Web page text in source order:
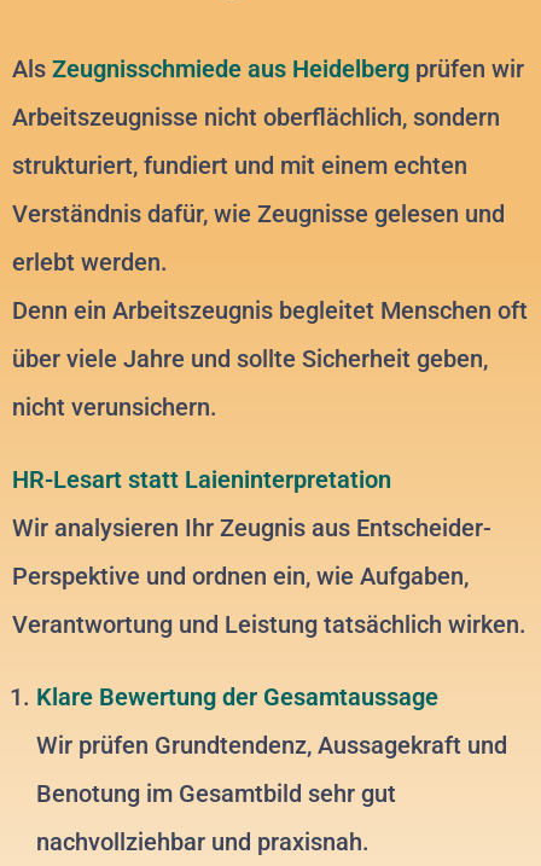
Als Zeugnisschmiede aus Heidelberg prüfen wir
Arbeitszeugnisse nicht oberflächlich, sondern
strukturiert, fundiert und mit einem echten
Verständnis dafür, wie Zeugnisse gelesen und
erlebt werden.
Denn ein Arbeitszeugnis begleitet Menschen oft
über viele Jahre und sollte Sicherheit geben,
nicht verunsichern.
HR-Lesart statt Laieninterpretation
Wir analysieren Ihr Zeugnis aus Entscheider-
Perspektive und ordnen ein, wie Aufgaben,
Verantwortung und Leistung tatsächlich wirken.
Klare Bewertung der Gesamtaussage
Wir prüfen Grundtendenz, Aussagekraft und
Benotung im Gesamtbild sehr gut
nachvollziehbar und praxisnah.